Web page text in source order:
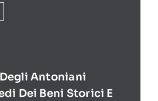
Antoniani
Dei Beni Storici E